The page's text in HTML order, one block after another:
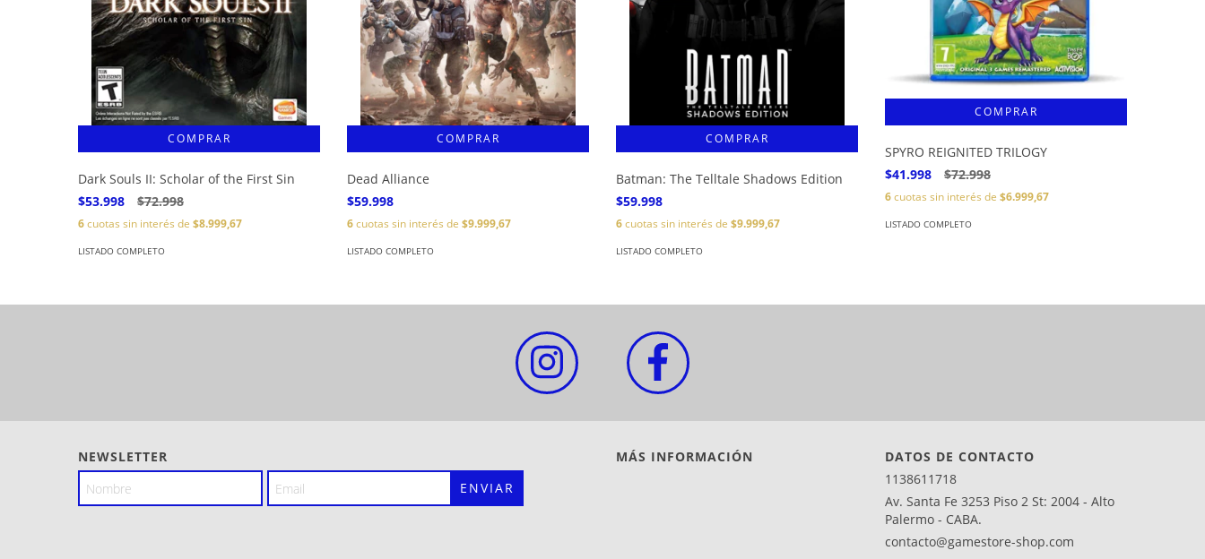
Dark Souls II: Scholar of the First Sin
$53.998
$72.998
6cuotas sin interés de $8.999,67
LISTADO COMPLETO
Dead Alliance
$59.998
6cuotas sin interés de $9.999,67
LISTADO COMPLETO
Batman: The Telltale Shadows Edition
$59.998
6cuotas sin interés de $9.999,67
LISTADO COMPLETO
SPYRO REIGNITED TRILOGY
$41.998
$72.998
6cuotas sin interés de $6.999,67
LISTADO COMPLETO
NEWSLETTER MÁS INFORMACIÓN
DATOS DE CONTACTO
1138611718
Av. Santa Fe 3253 Piso 2 St: 2004 - Alto
Palermo - CABA.
contacto@gamestore-shop.com